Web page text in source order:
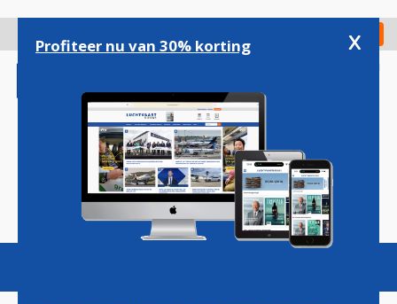
gaan
Check in
Magazine Podcasts Vacatures
Profiteer nu van 30% korting x